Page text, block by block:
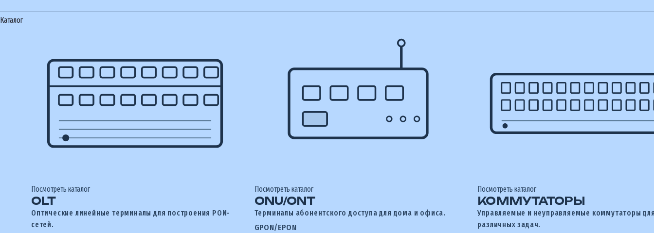
Каталог
Посмотреть каталог
OLT
Оптические линейные терминалы для построения PON-
сетей.
Посмотреть каталог
ONU/ONT
Терминалы абонентского доступа для дома и офиса.
GPON/EPON
Посмотреть каталог
КОММУТАТОРЫ
Управляемые и неуправляемые коммутаторы
различных задач.